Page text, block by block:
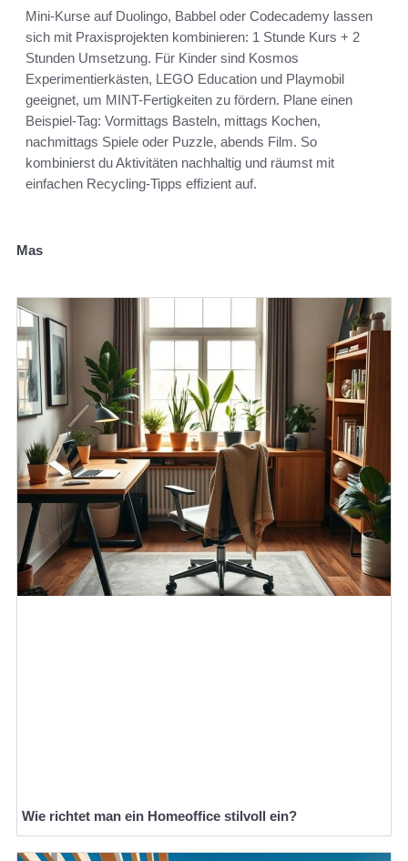
Mini-Kurse auf Duolingo, Babbel oder Codecademy lassen
sich mit Praxisprojekten kombinieren: 1 Stunde Kurs + 2
Stunden Umsetzung. Für Kinder sind Kosmos
Experimentierkästen, LEGO Education und Playmobil
geeignet, um MINT-Fertigkeiten zu fördern. Plane einen
Beispiel-Tag: Vormittags Basteln, mittags Kochen,
nachmittags Spiele oder Puzzle, abends Film. So
kombinierst du Aktivitäten nachhaltig und räumst mit
einfachen Recycling-Tipps effizient auf.
Mas
Wie richtet man ein Homeoffice stilvoll ein?